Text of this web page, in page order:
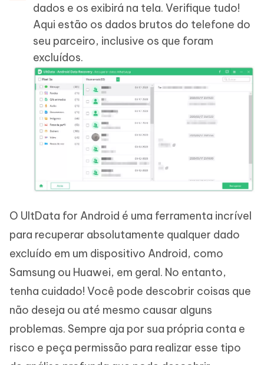
dados e os exibirá na tela. Verifique tudo!
Aqui estão os dados brutos do telefone do
seu parceiro, inclusive os que foram
excluídos.
O UltData for Android é uma ferramenta incrível
para recuperar absolutamente qualquer dado
excluído em um dispositivo Android, como
Samsung ou Huawei, em geral. No entanto,
tenha cuidado! Você pode descobrir coisas que
não deseja ou até mesmo causar alguns
problemas. Sempre aja por sua própria conta e
risco e peça permissão para realizar esse tipo